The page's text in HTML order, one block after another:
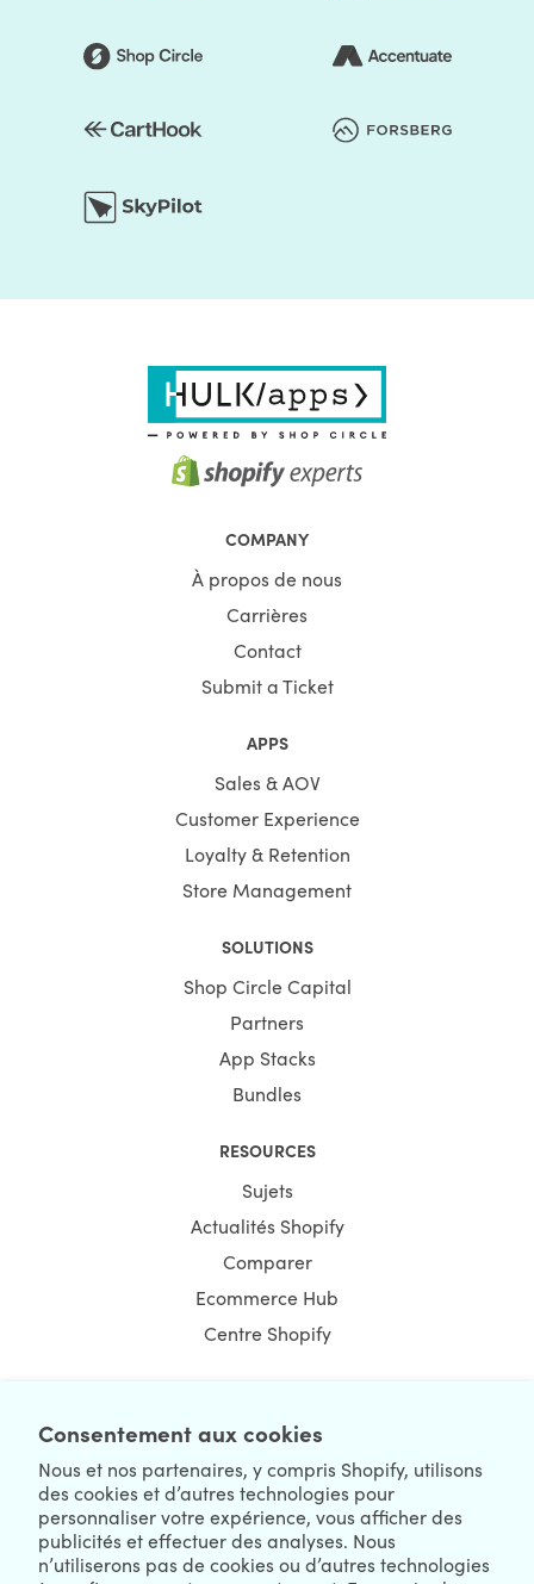
Consentement aux cookies
Nous et nos partenaires, y compris Shopify, utilisons
des cookies et d’autres technologies pour
personnaliser votre expérience, vous afficher des
publicités et effectuer des analyses. Nous
n’utiliserons pas de cookies ou d’autres technologies
COMPANY
À propos de nous
Carrières
Contact
Submit a Ticket
APPS
Sales & AOV
Customer Experience
Loyalty & Retention
Store Management
SOLUTIONS
Shop Circle Capital
Partners
App Stacks
Bundles
RESOURCES
Sujets
Actualités Shopify
Comparer
Ecommerce Hub
Centre Shopify